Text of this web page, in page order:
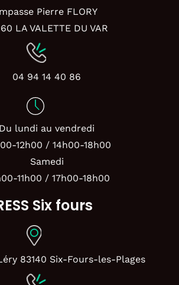
Pierre FLORY
LA VALETTE DU VAR
04 94 14 40 86
Du lundi au vendredi
12h00 / 14h00-18h00
Samedi
11h00 / 17h00-18h00
Six fours
83140 Six-Fours-les-Plages